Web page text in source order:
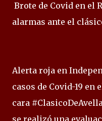
Brote de Covid en el
alarmas ante el
Alerta roja en
casos de Covid-19
cara
se realizó una